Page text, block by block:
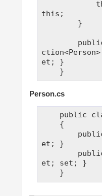
this;
et; }
Person.cs
et; }
et; set; }